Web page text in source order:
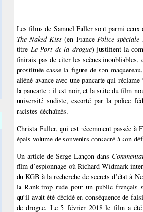
Les films de Samuel Fuller sont parmi
The Naked Kiss (en France Police spéciale
titre Le Port de la drogue) justifient la
finirais pas de citer les scènes
prostituée casse la figure de son
aliéné avance avec une pancarte qui
la pancarte : il est noir, et la suite du film
université sudiste, escorté par la police
racistes déchaînés.
Christa Fuller, qui est récemment passée à
épais volume de souvenirs consacré à son
Un article de Serge Lançon dans
film d’espionnage où Richard Widmark
du KGB à la recherche de secrets d’état à
la Rank trop rude pour un public français
qu’il avait été décidé en conséquence de
de drogue. Le 5 février 2018 le film a été